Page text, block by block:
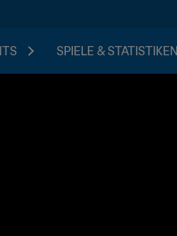
SPIELE & STATISTIKEN